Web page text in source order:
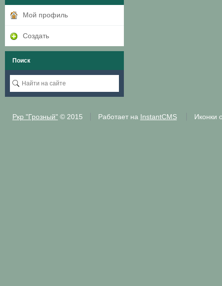
Мой профиль
Создать
Поиск
Ркр "Грозный"© 2015 Работает на InstantCMS Иконки